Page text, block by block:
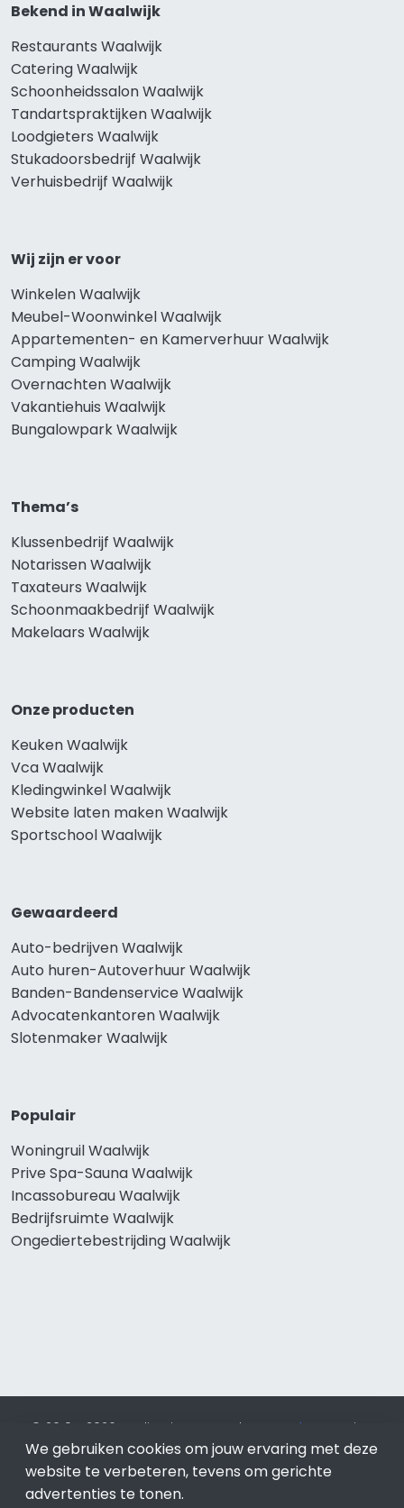
Bekend in Waalwijk
Restaurants Waalwijk
Catering Waalwijk
Schoonheidssalon Waalwijk
Tandartspraktijken Waalwijk
Loodgieters Waalwijk
Stukadoorsbedrijf Waalwijk
Verhuisbedrijf Waalwijk
Wij zijn er voor
Winkelen Waalwijk
Meubel-Woonwinkel Waalwijk
Appartementen- en Kamerverhuur Waalwijk
Camping Waalwijk
Overnachten Waalwijk
Vakantiehuis Waalwijk
Bungalowpark Waalwijk
Thema’s
Klussenbedrijf Waalwijk
Notarissen Waalwijk
Taxateurs Waalwijk
Schoonmaakbedrijf Waalwijk
Makelaars Waalwijk
Onze producten
Keuken Waalwijk
Vca Waalwijk
Kledingwinkel Waalwijk
Website laten maken Waalwijk
Sportschool Waalwijk
Gewaardeerd
Auto-bedrijven Waalwijk
Auto huren-Autoverhuur Waalwijk
Banden-Bandenservice Waalwijk
Advocatenkantoren Waalwijk
Slotenmaker Waalwijk
Populair
Woningruil Waalwijk
Prive Spa-Sauna Waalwijk
Incassobureau Waalwijk
Bedrijfsruimte Waalwijk
Ongediertebestrijding Waalwijk
© 2019 - 2026 Realisatie en SEO door SEO-bureau
Lion
Internet. Betaal alleen voor bewezen resultaten?SEO
optimalisatie No Cure No Pay .Waalwijkis onderdeel van Lion
Internet.
We gebruiken cookies om jouw ervaring met deze
website te verbeteren, tevens om gerichte
advertenties te tonen.